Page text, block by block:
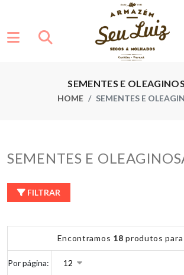
SEMENTES E
HOME SEMENTES E
SEMENTES E
FILTRAR
Encontramos 18 produtos
Por página: